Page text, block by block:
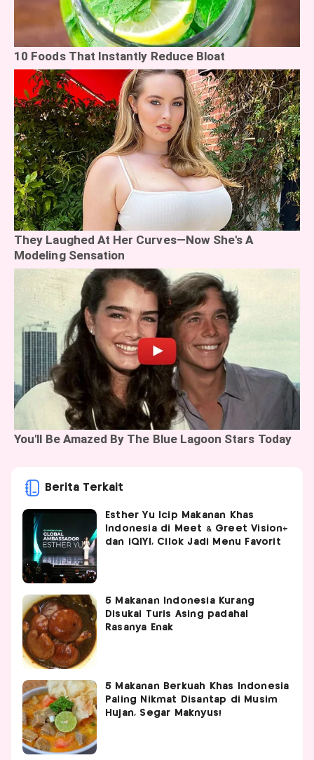
Berita Terkait
Esther Yu Icip Makanan Khas
Indonesia di Meet & Greet Vision+
dan iQIYI, Cilok Jadi Menu Favorit
5 Makanan Indonesia Kurang
Disukai Turis Asing padahal
Rasanya Enak
5 Makanan Berkuah Khas Indonesia
Paling Nikmat Disantap di Musim
Hujan, Segar Maknyus!